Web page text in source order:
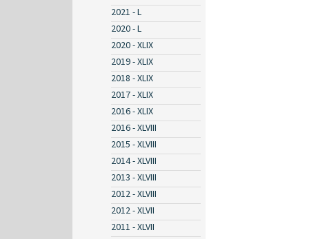
2021 - L
2020 - L
2020 - XLIX
2019 - XLIX
2018 - XLIX
2017 - XLIX
2016 - XLIX
2016 - XLVIII
2015 - XLVIII
2014 - XLVIII
2013 - XLVIII
2012 - XLVIII
2012 - XLVII
2011 - XLVII